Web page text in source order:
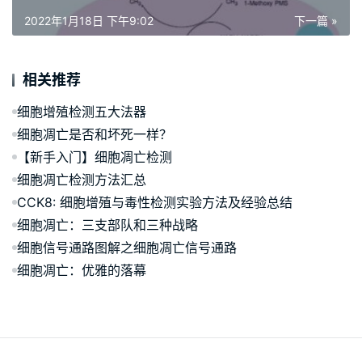
下一篇 »
2022年1月18日 下午9:02
相关推荐
细胞增殖检测五大法器
细胞凋亡是否和坏死一样？
【新手入门】细胞凋亡检测
细胞凋亡检测方法汇总
CCK8: 细胞增殖与毒性检测实验方法及经验总结
细胞凋亡：三支部队和三种战略
细胞信号通路图解之细胞凋亡信号通路
细胞凋亡：优雅的落幕